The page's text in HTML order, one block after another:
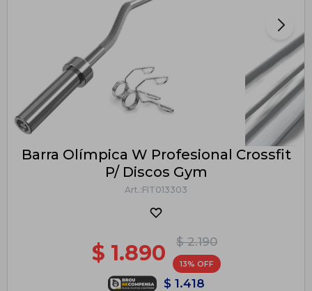
Barra Olímpica W Profesional Crossfit
P/ Discos Gym
FIT013303
$ 2.190
$ 1.890 13
$ 1.418